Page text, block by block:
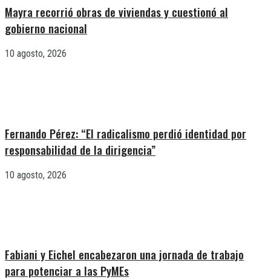
Mayra recorrió obras de viviendas y cuestionó al
gobierno nacional
10 agosto, 2026
Fernando Pérez: “El radicalismo perdió identidad por
responsabilidad de la dirigencia”
10 agosto, 2026
Fabiani y Eichel encabezaron una jornada de trabajo
para potenciar a las PyMEs